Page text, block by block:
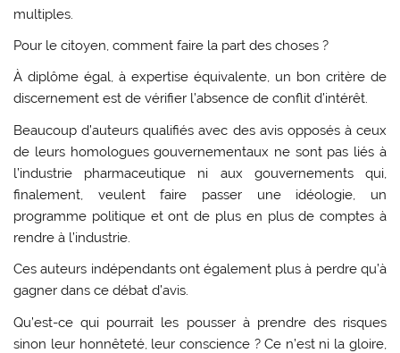
multiples.
Pour le citoyen, comment faire la part des choses ?
À diplôme égal, à expertise équivalente, un bon critère de
discernement est de vérifier l’absence de conflit d’intérêt.
Beaucoup d’auteurs qualifiés avec des avis opposés à ceux
de leurs homologues gouvernementaux ne sont pas liés à
l’industrie pharmaceutique ni aux gouvernements qui,
finalement, veulent faire passer une idéologie, un
programme politique et ont de plus en plus de comptes à
rendre à l’industrie.
Ces auteurs indépendants ont également plus à perdre qu’à
gagner dans ce débat d’avis.
Qu’est-ce qui pourrait les pousser à prendre des risques
sinon leur honnêteté, leur conscience ? Ce n’est ni la gloire,